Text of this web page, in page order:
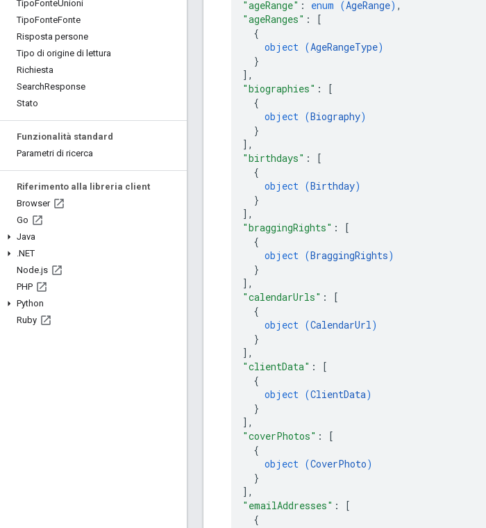
TipoFonteUnioni
TipoFonteFonte
Risposta persone
Tipo di origine di lettura
Richiesta
SearchResponse
Stato
Funzionalità standard
Parametri di ricerca
Riferimento alla libreria client
Browser
Go
Java
.NET
Node.js
PHP
Python
Ruby
"ageRange" : enum (AgeRange) ,
"ageRanges" :
[
{
object (AgeRangeType)
}
] ,
"biographies" :
[
{
object (Biography)
}
] ,
"birthdays" :
[
{
object (Birthday)
}
] ,
"braggingRights" :
[
{
object (BraggingRights)
}
] ,
"calendarUrls" :
[
{
object (CalendarUrl)
}
] ,
"clientData" :
[
{
object (ClientData)
}
] ,
"coverPhotos" :
[
{
object (CoverPhoto)
}
] ,
"emailAddresses" :
[
{